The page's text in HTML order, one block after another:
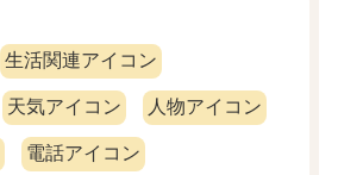
生活関連アイコン
天気アイコン 人物アイコン
電話アイコン